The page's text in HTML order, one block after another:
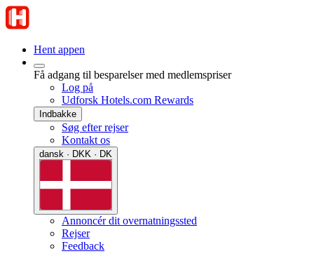
Hent appen
Få adgang til besparelser med medlemspriser
Log på
Udforsk Hotels.com Rewards
Indbakke
Søg efter rejser
Kontakt os
dansk · DKK · DK
Annoncér dit overnatningssted
Rejser
Feedback